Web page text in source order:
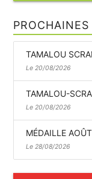
TAMALOU
Le 20/08/2026
TAMALOU-
Le 20/08/2026
MÉDAILLE
Le 28/08/2026